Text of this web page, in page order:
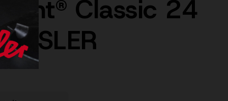
Classic 24